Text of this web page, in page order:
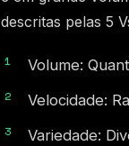
descritas pelas 5
Volume:
Velocidade:
Variedade: